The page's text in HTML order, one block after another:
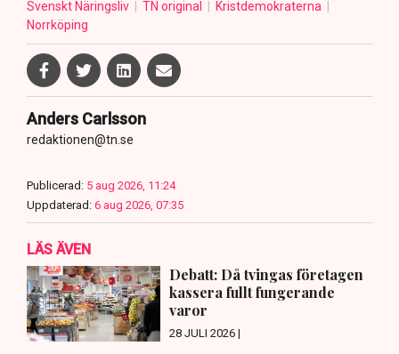
Svenskt Näringsliv
TN original
Kristdemokraterna
Norrköping
Anders Carlsson
redaktionen@tn.se
Publicerad: 5 aug 2026, 11:24
Uppdaterad: 6 aug 2026, 07:35
LÄS ÄVEN
Debatt: Då tvingas företagen
kassera fullt fungerande
varor
28 JULI 2026 |